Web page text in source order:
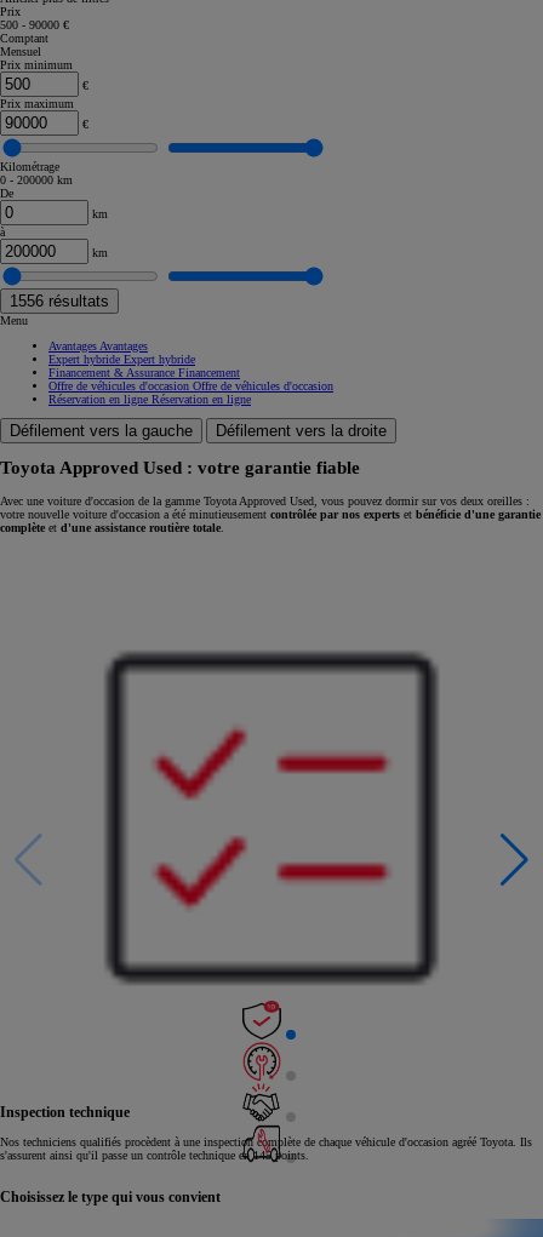
Prix
500 - 90000 €
Comptant
Mensuel
Prix minimum
€
Prix maximum
€
Kilométrage
0 - 200000 km
De
km
à
km
1556 résultats
Menu
Avantages Avantages
Expert hybride Expert hybride
Financement & Assurance Financement
Offre de véhicules d'occasion Offre de véhicules d'occasion
Réservation en ligne Réservation en ligne
Défilement vers la gauche Défilement vers la droite
Toyota Approved Used : votre garantie fiable
Avec une voiture d'occasion de la gamme Toyota Approved Used, vous pouvez dormir sur vos deux oreilles :
votre nouvelle voiture d'occasion a été minutieusement contrôlée par nos experts et bénéficie d'une garantie
complète et d'une assistance routière totale
Inspection technique
Nos techniciens qualifiés procèdent à une inspection complète de chaque véhicule d'occasion agréé Toyota. Ils
s'assurent ainsi qu'il passe un contrôle technique en 145 points.
Choisissez le type qui vous convient